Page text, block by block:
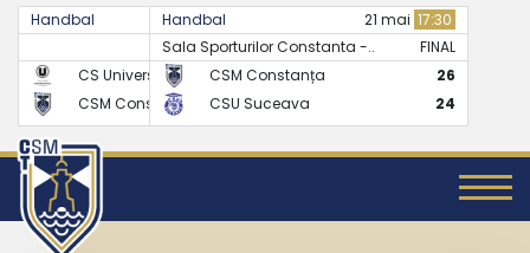
Handbal
FINAL
CS Universitatea Cluj
24
CSM Constanța
27
Handbal 21 mai 17:30
Sala Sporturilor Constanta -..
FINAL
CSM Constanța
26
CSU Suceava
24